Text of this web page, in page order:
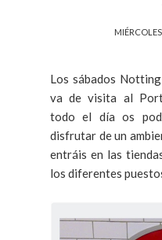
Los sábados
va de visita al
todo el día os
disfrutar de un
entráis en las
los diferentes